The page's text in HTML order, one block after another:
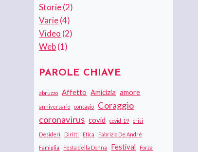
Storie(2)
Varie(4)
Video (2)
Web(1)
PAROLE CHIAVE
abruzzo Affetto Amicizia amore
anniversario contagio
Coraggio
coronavirus covid covid-19 crisi
Desideri Diritti Etica Fabrizio De André
Famiglia Festa della Donna Festival Forza